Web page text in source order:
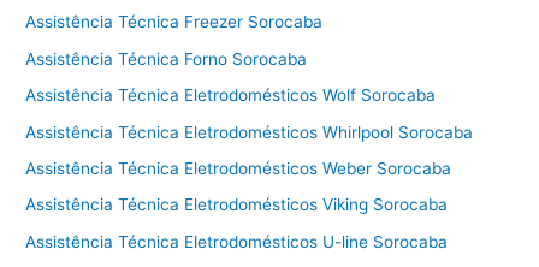
d
g
a
Assistência Técnica Freezer Sorocaba
Assistência Técnica Forno Sorocaba
Assistência Técnica Eletrodomésticos Wolf Sorocaba
Assistência Técnica Eletrodomésticos Whirlpool Sorocaba
Assistência Técnica Eletrodomésticos Weber Sorocaba
Assistência Técnica Eletrodomésticos Viking Sorocaba
Assistência Técnica Eletrodomésticos U-line Sorocaba